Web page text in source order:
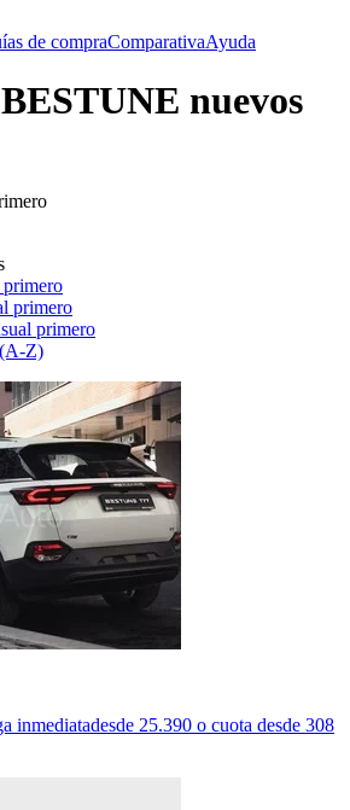
de compraComparativaAyuda
nuevos
primero
primero
Z)
inmediatadesde 25.390 o cuota desde 308